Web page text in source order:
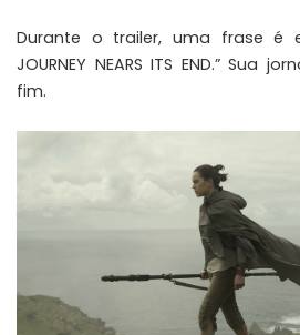
Durante o trailer, uma frase é
JOURNEY NEARS ITS END.” Sua
fim.